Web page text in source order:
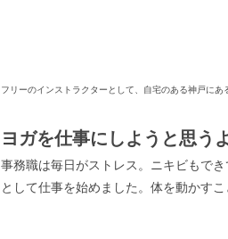
フリーのインストラクターとして、自宅のある神戸に
ヨガを仕事にしようと思う
事務職は毎日がストレス。ニキビもで
として仕事を始めました。体を動かす